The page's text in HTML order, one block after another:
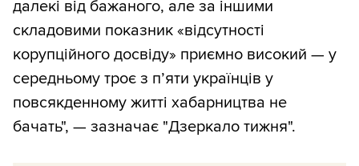
далекі від бажаного, але за іншими
складовими показник «відсутності
корупційного досвіду» приємно високий — у
середньому троє з п’яти українців у
повсякденному житті хабарництва не
бачать", — зазначає "Дзеркало тижня".